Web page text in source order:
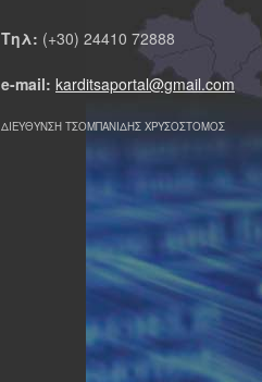
Τηλ: (+30) 24410 72888
e-mail: karditsaportal@gmail.com
ΔΙΕΥΘΥΝΣΗ ΤΣΟΜΠΑΝΙΔΗΣ ΧΡΥΣΟΣΤΟΜΟΣ